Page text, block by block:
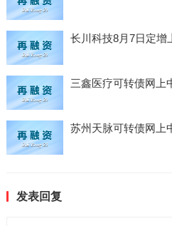
长川科技8月7日定增
三鑫医疗可转债网上
苏州天脉可转债网上
发表回复